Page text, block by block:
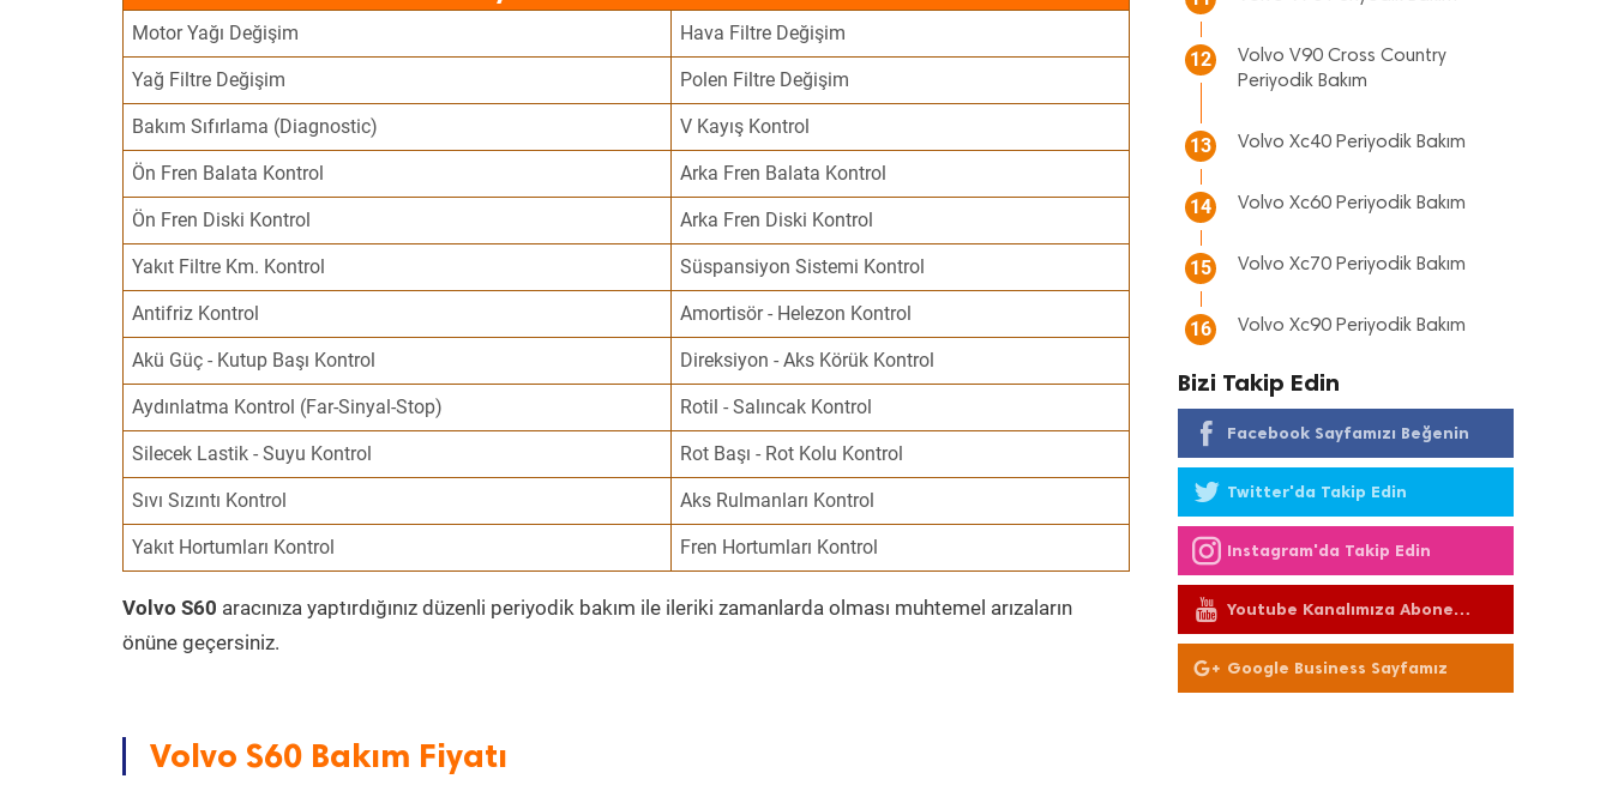
Motor Yağı Değişim Hava Filtre Değişim
Yağ Filtre Değişim Polen Filtre Değişim
Bakım Sıfırlama (Diagnostic) V Kayış Kontrol
Ön Fren Balata Kontrol Arka Fren Balata Kontrol
Ön Fren Diski Kontrol Arka Fren Diski Kontrol
Yakıt Filtre Km. Kontrol Süspansiyon Sistemi Kontrol
Antifriz Kontrol Amortisör - Helezon Kontrol
Akü Güç - Kutup Başı Kontrol Direksiyon - Aks Körük Kontrol
Aydınlatma Kontrol (Far-Sinyal-Stop) Rotil - Salıncak Kontrol
Silecek Lastik - Suyu Kontrol Rot Başı - Rot Kolu Kontrol
Sıvı Sızıntı Kontrol Aks Rulmanları Kontrol
Yakıt Hortumları Kontrol Fren Hortumları Kontrol
Volvo S60 aracınıza yaptırdığınız düzenli periyodik bakım ile ileriki zamanlarda olması muhtemel arızaların
önüne geçersiniz.
Volvo S60 Bakım Fiyatı
12
Volvo V90 Cross Country
Periyodik Bakım
13 Volvo Xc40 Periyodik Bakım
14 Volvo Xc60 Periyodik Bakım
15 Volvo Xc70 Periyodik Bakım
16 Volvo Xc90 Periyodik Bakım
Bizi Takip Edin
Facebook Sayfamızı Beğenin
Twitter'da Takip Edin
Instagram'da Takip Edin
Youtube Kanalımıza Abone
Olun
Google Business Sayfamız